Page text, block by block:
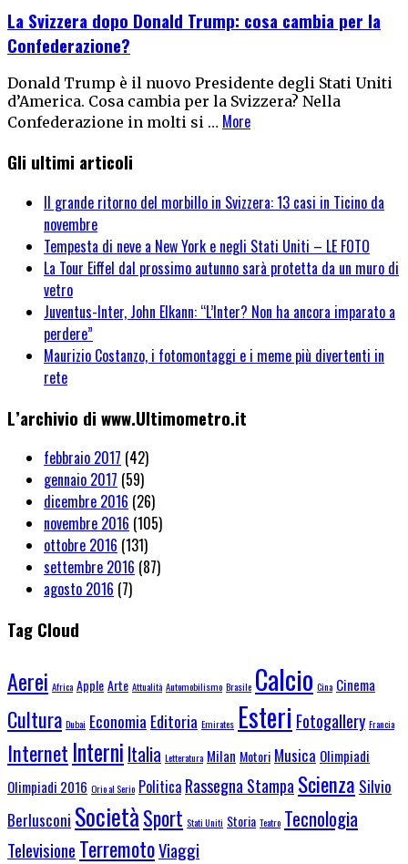
La Svizzera dopo Donald Trump: cosa cambia per la
Confederazione?
Donald Trump è il nuovo Presidente degli Stati Uniti
d’America. Cosa cambia per la Svizzera? Nella
Confederazione in molti si … More
Gli ultimi articoli
Il grande ritorno del morbillo in Svizzera: 13 casi in Ticino da
novembre
Tempesta di neve a New York e negli Stati Uniti – LE FOTO
La Tour Eiffel dal prossimo autunno sarà protetta da un muro di
vetro
Juventus-Inter, John Elkann: “L’Inter? Non ha ancora imparato a
perdere”
Maurizio Costanzo, i fotomontaggi e i meme più divertenti in
rete
L’archivio di www.Ultimometro.it
febbraio 2017 (42)
gennaio 2017 (59)
dicembre 2016 (26)
novembre 2016 (105)
ottobre 2016 (131)
settembre 2016 (87)
agosto 2016 (7)
Tag Cloud
Aerei Africa AppleArte Attualità Automobilismo Brasile Calcio Cina Cinema
Cultura Dubai Economia Editoria Emirates Esteri Fotogallery Francia
Internet Interni Italia Letteratura Milan Motori Musica Olimpiadi
Olimpiadi 2016 Orio al Serio Politica Rassegna Stampa Scienza Silvio
Berlusconi SocietàSport Stati Uniti Storia Teatro Tecnologia
Televisione TerremotoViaggi